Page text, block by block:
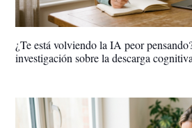
¿Te está volviendo la IA peor
investigación sobre la descarga cognitiva